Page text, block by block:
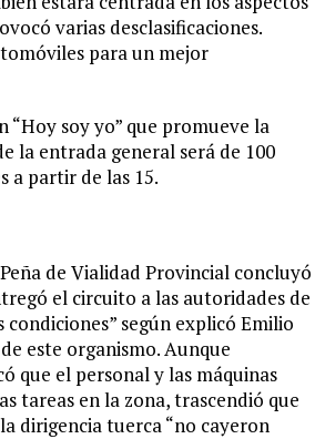
varias desclasificaciones.
para un mejor
“Hoy soy yo” que promueve la
la entrada general será de 100
a partir de las 15.
de Vialidad Provincial concluyó
el circuito a las autoridades de
condiciones” según explicó Emilio
este organismo. Aunque
que el personal y las máquinas
tareas en la zona, trascendió que
dirigencia tuerca “no cayeron